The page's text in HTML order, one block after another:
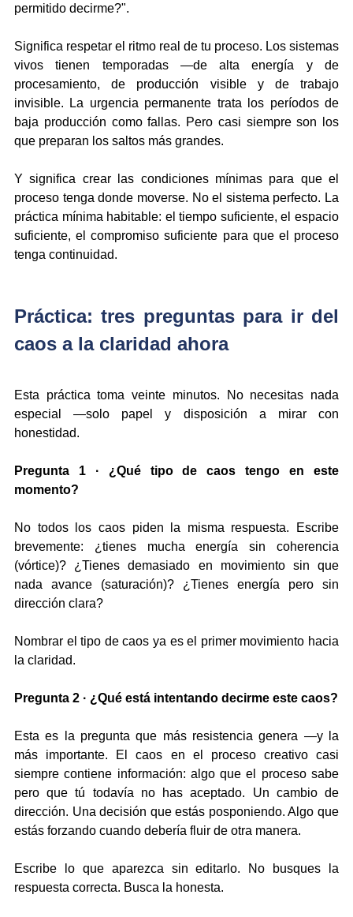
permitido decirme?".
Significa respetar el ritmo real de tu proceso. Los sistemas
vivos tienen temporadas —de alta energía y de
procesamiento, de producción visible y de trabajo
invisible. La urgencia permanente trata los períodos de
baja producción como fallas. Pero casi siempre son los
que preparan los saltos más grandes.
Y significa crear las condiciones mínimas para que el
proceso tenga donde moverse. No el sistema perfecto. La
práctica mínima habitable: el tiempo suficiente, el espacio
suficiente, el compromiso suficiente para que el proceso
tenga continuidad.
Práctica: tres preguntas para ir del
caos a la claridad ahora
Esta práctica toma veinte minutos. No necesitas nada
especial —solo papel y disposición a mirar con
honestidad.
Pregunta 1 · ¿Qué tipo de caos tengo en este
momento?
No todos los caos piden la misma respuesta. Escribe
brevemente: ¿tienes mucha energía sin coherencia
(vórtice)? ¿Tienes demasiado en movimiento sin que
nada avance (saturación)? ¿Tienes energía pero sin
dirección clara?
Nombrar el tipo de caos ya es el primer movimiento hacia
la claridad.
Pregunta 2 · ¿Qué está intentando decirme este caos?
Esta es la pregunta que más resistencia genera —y la
más importante. El caos en el proceso creativo casi
siempre contiene información: algo que el proceso sabe
pero que tú todavía no has aceptado. Un cambio de
dirección. Una decisión que estás posponiendo. Algo que
estás forzando cuando debería fluir de otra manera.
Escribe lo que aparezca sin editarlo. No busques la
respuesta correcta. Busca la honesta.